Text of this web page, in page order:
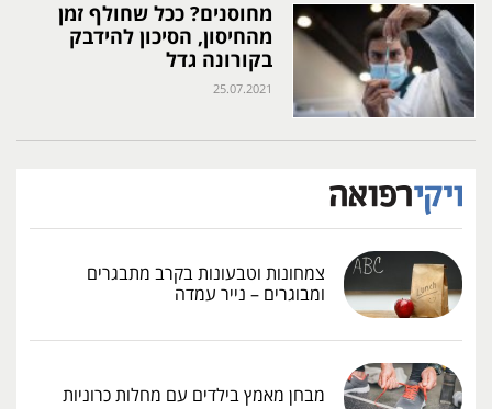
מחוסנים? ככל שחולף זמן
מהחיסון, הסיכון להידבק
בקורונה גדל
25.07.2021
צמחונות וטבעונות בקרב מתבגרים
ומבוגרים – נייר עמדה
מבחן מאמץ בילדים עם מחלות כרוניות